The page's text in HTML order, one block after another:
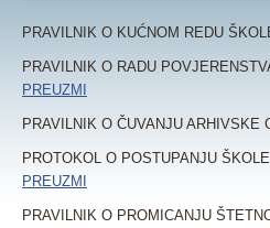
PRAVILNIK O KUĆNOM REDU
PRAVILNIK O RADU
PREUZMI
PRAVILNIK O ČUVANJU ARHIVSKE
PROTOKOL O POSTUPANJU
PREUZMI
PRAVILNIK O PROMICANJU